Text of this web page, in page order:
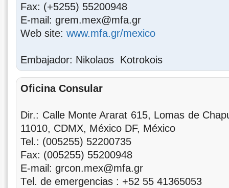
Fax: (+5255) 55200948
Ε-mail: grem.mex@mfa.gr
Web site:www.mfa.gr/mexico
Embajador: Nikolaos Kotrokois
Oficina Consular
Dir.: Calle Monte Ararat 615, Lomas de
11010, CDMX, México DF, México
Tel.: (005255) 52200735‬
Fax: (005255) 55200948
Ε-mail: grcon.mex@mfa.gr
Τel. de emergencias : +52 55 41365053